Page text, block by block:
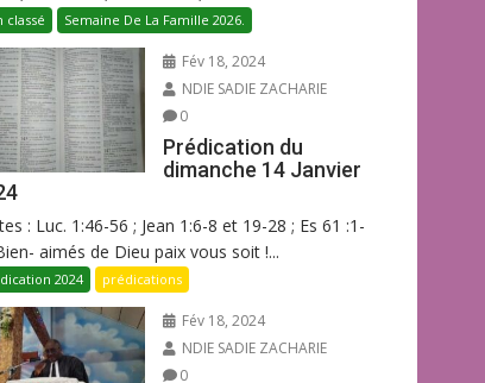
classé Semaine De La Famille 2026.
Fév 18, 2024
NDIE SADIE ZACHARIE
0
Prédication du
dimanche 14 Janvier
: Luc. 1:46-56 ; Jean 1:6-8 et 19-28 ; Es 61 :1-
aimés de Dieu paix vous soit !...
2024 prédications
Fév 18, 2024
NDIE SADIE ZACHARIE
0